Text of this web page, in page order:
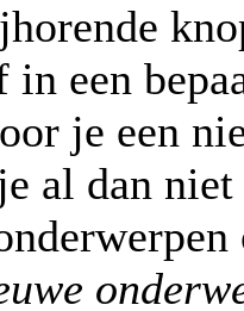
in een
je een
al dan